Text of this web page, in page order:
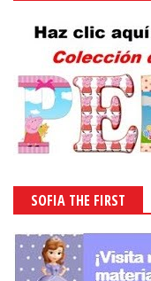
SOFIA THE FIRST